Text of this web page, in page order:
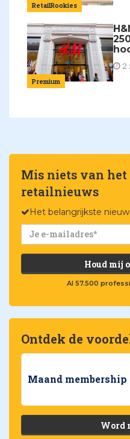
RetailRookies
Premium
2
Mis niets van het
retailnieuws
Het belangrijkste
Houd mij
Al 57.500
Ontdek de
Maand membership
Word